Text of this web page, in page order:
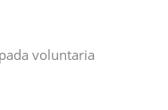
voluntaria